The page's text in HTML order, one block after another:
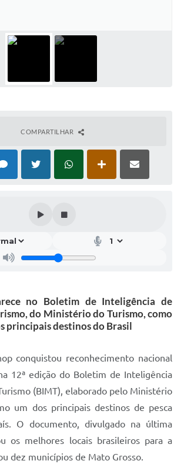
COMPARTILHAR
no Boletim de Inteligência de
do Ministério do Turismo, como
principais destinos do Brasil
conquistou reconhecimento nacional
12ª edição do Boletim de Inteligência
(BIMT), elaborado pelo Ministério
um dos principais destinos de pesca
O documento, divulgado na última
os melhores locais brasileiros para a
dez municípios de Mato Grosso.